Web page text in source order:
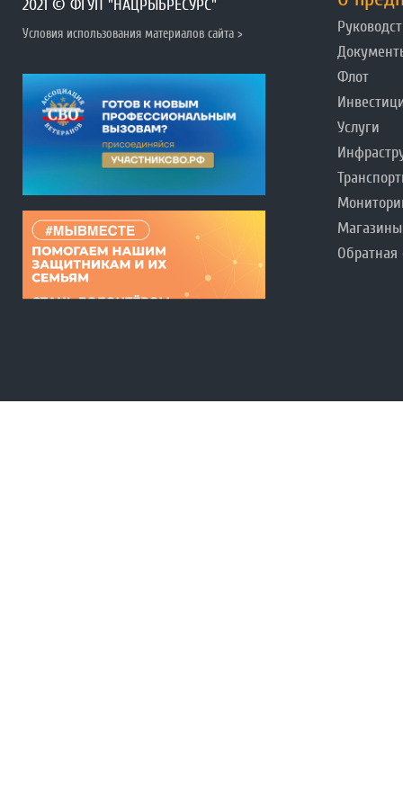
2021 © ФГУП "НАЦРЫБРЕСУРС"
Условия использования материалов сайта >
Флот
Услуги
Магазины
Обратная